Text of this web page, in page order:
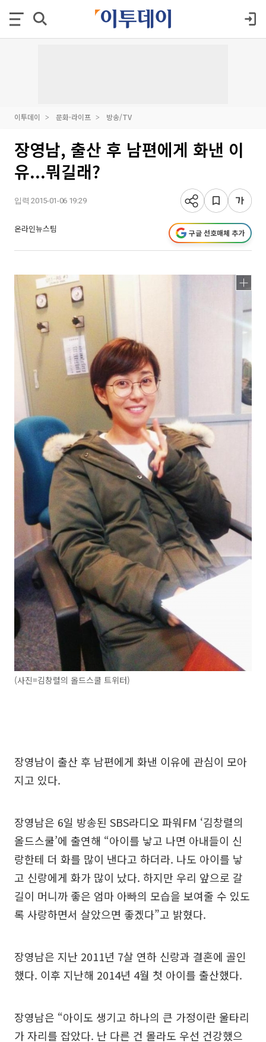
이투데이 문화·라이프 방송/TV
장영남, 출산 후 남편에게 화낸 이
유...뭐길래?
입력 2015-01-06 19:29
온라인뉴스팀 구글 선호매체 추가
(사진=김창렬의 올드스쿨 트위터)
장영남이 출산 후 남편에게 화낸 이유에 관심이 모아
지고 있다.
장영남은 6일 방송된 SBS라디오 파워FM ‘김창렬의
올드스쿨’에 출연해 “아이를 낳고 나면 아내들이 신
랑한테 더 화를 많이 낸다고 하더라. 나도 아이를 낳
고 신랑에게 화가 많이 났다. 하지만 우리 앞으로 갈
길이 머니까 좋은 엄마 아빠의 모습을 보여줄 수 있도
록 사랑하면서 살았으면 좋겠다”고 밝혔다.
장영남은 지난 2011년 7살 연하 신랑과 결혼에 골인
했다. 이후 지난해 2014년 4월 첫 아이를 출산했다.
장영남은 “아이도 생기고 하나의 큰 가정이란 울타리
가 자리를 잡았다. 난 다른 건 몰라도 우선 건강했으